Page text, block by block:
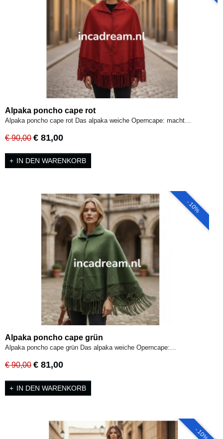
Alpaka poncho cape rot
Alpaka poncho cape rot Das alpaka weiche Operncape: macht…
€ 90,00 € 81,00
IN DEN WARENKORB
- 10%
Alpaka poncho cape grün
Alpaka poncho cape grün Das alpaka weiche Operncape:…
€ 90,00 € 81,00
IN DEN WARENKORB
- 10%